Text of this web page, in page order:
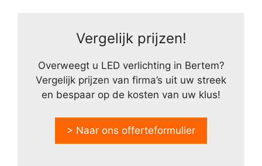
Vergelijk prijzen!
Overweegt u LED verlichting in Bertem?
Vergelijk prijzen van firma’s uit uw streek
en bespaar op de kosten van uw klus!
> Naar ons offerteformulier